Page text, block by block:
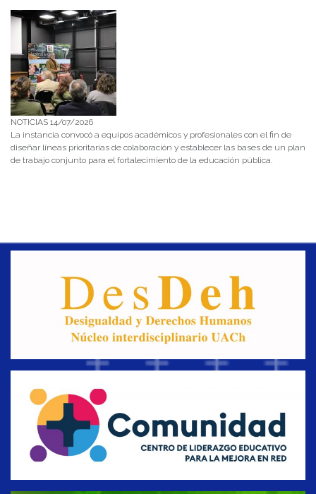
NOTICIAS 14/07/2026
La instancia convocó a equipos académicos y profesionales con el fin de
diseñar líneas prioritarias de colaboración y establecer las bases de un plan
de trabajo conjunto para el fortalecimiento de la educación pública.